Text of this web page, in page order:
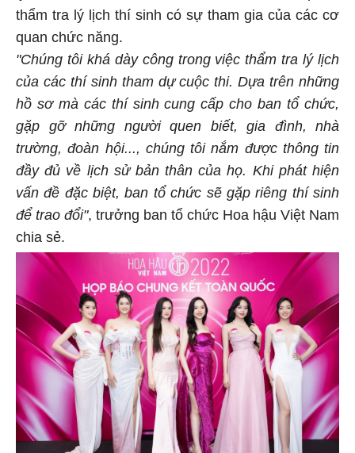
thẩm tra lý lịch thí sinh có sự tham gia của các cơ
quan chức năng.
"Chúng tôi khá dày công trong việc thẩm tra lý lịch
của các thí sinh tham dự cuộc thi. Dựa trên những
hồ sơ mà các thí sinh cung cấp cho ban tổ chức,
gặp gỡ những người quen biết, gia đình, nhà
trường, đoàn hội..., chúng tôi nắm được thông tin
đầy đủ về lịch sử bản thân của họ. Khi phát hiện
vấn đề đặc biệt, ban tổ chức sẽ gặp riêng thí sinh
để trao đổi", trưởng ban tổ chức Hoa hậu Việt Nam
chia sẻ.